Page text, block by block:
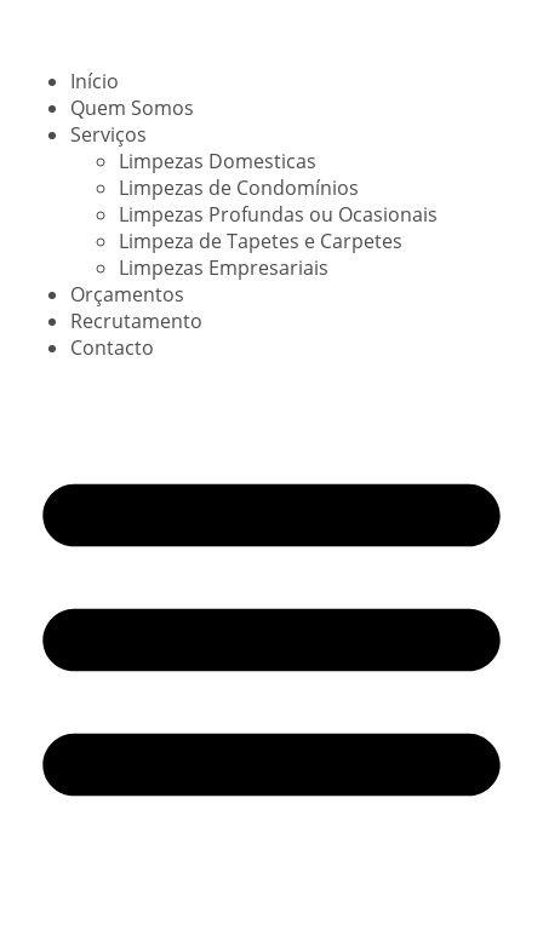
Início
Quem Somos
Serviços
Limpezas Domesticas
Limpezas de Condomínios
Limpezas Profundas ou Ocasionais
Limpeza de Tapetes e Carpetes
Limpezas Empresariais
Orçamentos
Recrutamento
Contacto